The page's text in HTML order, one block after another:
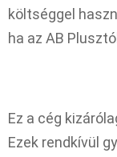
költséggel
ha az AB
Ez a cég
Ezek rendkívül